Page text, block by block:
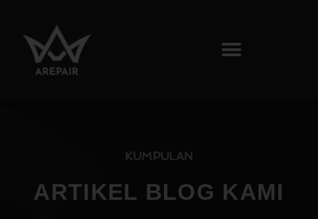
KUMPULAN
ARTIKEL BLOG KAMI